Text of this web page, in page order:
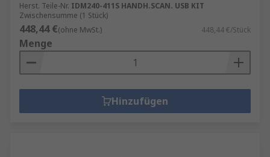
Herst. Teile-Nr. IDM240-411S HANDH.SCAN. USB KIT
Zwischensumme (1 Stück)
448,44 €(ohne MwSt.) 448,44 €/Stück
Menge
Hinzufügen